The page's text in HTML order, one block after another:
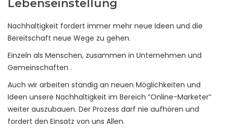
Lebenseinstellung
Nachhaltigkeit fordert immer mehr neue Ideen und die
Bereitschaft neue Wege zu gehen.
Einzeln als Menschen, zusammen in Unternehmen und
Gemeinschaften .
Auch wir arbeiten ständig an neuen Möglichkeiten und
Ideen unsere Nachhaltigkeit im Bereich “Online-Marketer”
weiter auszubauen. Der Prozess darf nie aufhören und
fordert den Einsatz von uns Allen.